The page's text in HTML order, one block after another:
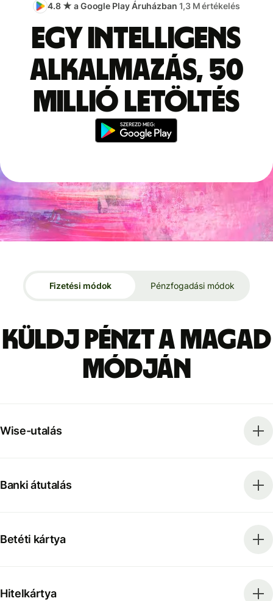
4.8 ★ a Google Play Áruházban 1,3 M értékelés
Egy intelligens
alkalmazás, 50
millió letöltés
Fizetési módok Pénzfogadási módok
Küldj pénzt a magad
módján
Wise-utalás
Banki átutalás
Betéti kártya
Hitelkártya